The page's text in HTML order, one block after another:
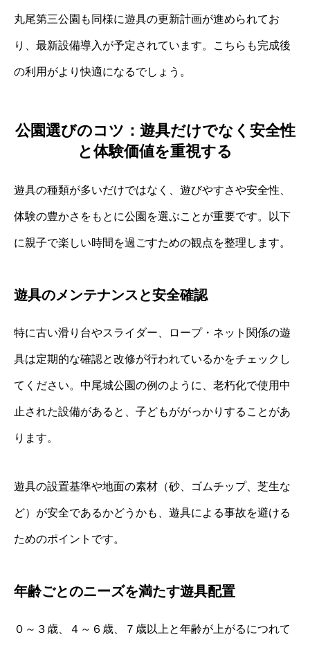
丸尾第三公園も同様に遊具の更新計画が進められてお
り、最新設備導入が予定されています。こちらも完成後
の利用がより快適になるでしょう。
公園選びのコツ：遊具だけでなく安全性
と体験価値を重視する
遊具の種類が多いだけではなく、遊びやすさや安全性、
体験の豊かさをもとに公園を選ぶことが重要です。以下
に親子で楽しい時間を過ごすための観点を整理します。
遊具のメンテナンスと安全確認
特に古い滑り台やスライダー、ロープ・ネット関係の遊
具は定期的な確認と改修が行われているかをチェックし
てください。中尾城公園の例のように、老朽化で使用中
止された設備があると、子どもががっかりすることがあ
ります。
遊具の設置基準や地面の素材（砂、ゴムチップ、芝生な
ど）が安全であるかどうかも、遊具による事故を避ける
ためのポイントです。
年齢ごとのニーズを満たす遊具配置
０～３歳、４～６歳、７歳以上と年齢が上がるにつれて